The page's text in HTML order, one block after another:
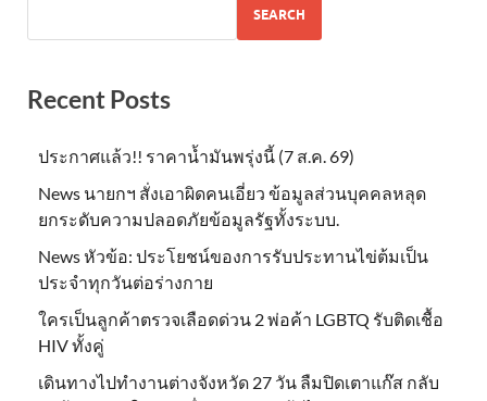
SEARCH
Recent Posts
ประกาศแล้ว!! ราคาน้ำมันพรุ่งนี้ (7 ส.ค. 69)
News นายกฯ สั่งเอาผิดคนเอี่ยว ข้อมูลส่วนบุคคลหลุด
ยกระดับความปลอดภัยข้อมูลรัฐทั้งระบบ.
News หัวข้อ: ประโยชน์ของการรับประทานไข่ต้มเป็น
ประจำทุกวันต่อร่างกาย
ใครเป็นลูกค้าตรวจเลือดด่วน 2 พ่อค้า LGBTQ รับติดเชื้อ
HIV ทั้งคู่
เดินทางไปทำงานต่างจังหวัด 27 วัน ลืมปิดเตาแก๊ส กลับ